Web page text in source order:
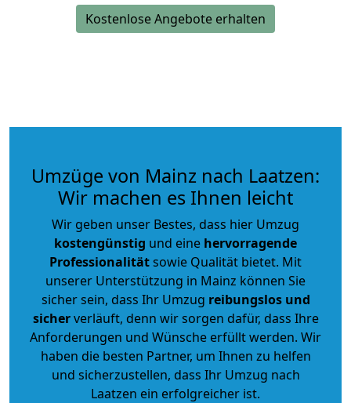
Kostenlose Angebote erhalten
Umzüge von Mainz nach Laatzen:
Wir machen es Ihnen leicht
Wir geben unser Bestes, dass hier Umzug
kostengünstig und eine hervorragende
Professionalitätsowie Qualität bietet. Mit
unserer Unterstützung in Mainz können Sie
sicher sein, dass Ihr Umzug reibungslos und
sicherverläuft, denn wir sorgen dafür, dass Ihre
Anforderungen und Wünsche erfüllt werden. Wir
haben die besten Partner, um Ihnen zu helfen
und sicherzustellen, dass Ihr Umzug nach
Laatzen ein erfolgreicher ist.